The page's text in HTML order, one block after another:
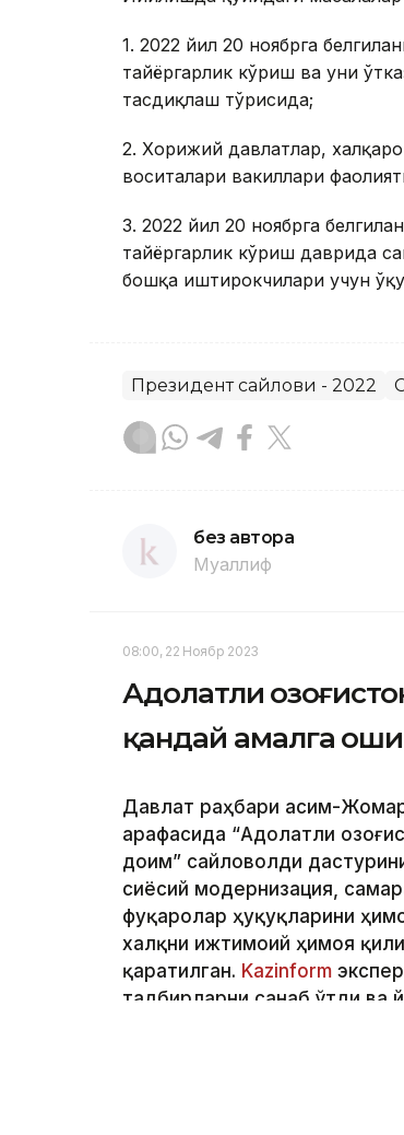
1. 2022 йил 20 ноябрга
тайёргарлик кўриш ва уни
тасдиқлаш тўғрисида;
2. Хорижий давлатлар,
воситалари вакиллари
3. 2022 йил 20 ноябрга
тайёргарлик кўриш даврида
бошқа иштирокчилари учун
Президент сайлови - 2022
без автора
Муаллиф
08:00, 22 Ноябр 2023
Адолатли
қандай амалга
Давлат раҳбари Қасим-
арафасида “Адолатли
доим” сайловолди
сиёсий модернизация,
фуқаролар ҳуқуқларини
халқни ижтимоий ҳимоя
қаратилган. Kazinform
тадбирларни санаб ўтди ва